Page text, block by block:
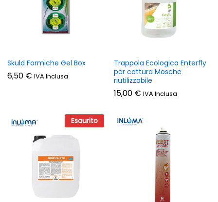
Skuld Formiche Gel Box
6,50 € IVA Inclusa
Trappola Ecologica Enterfly
per cattura Mosche
riutilizzabile
15,00 € IVA Inclusa
Esaurito